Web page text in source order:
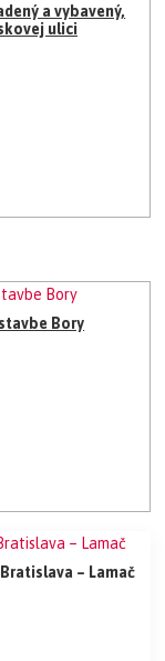
a vybavený,
kobka na Pieskovej ulici
Bory
– Lamač